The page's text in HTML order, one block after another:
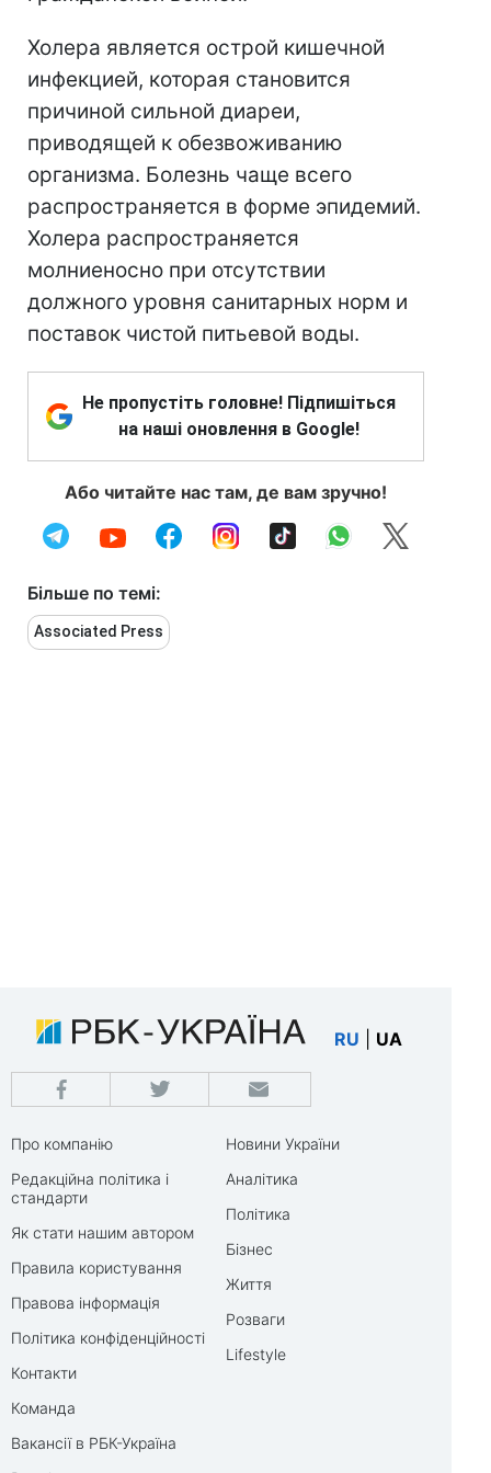
Холера является острой кишечной
инфекцией, которая становится
причиной сильной диареи,
приводящей к обезвоживанию
организма. Болезнь чаще всего
распространяется в форме эпидемий.
Холера распространяется
молниеносно при отсутствии
должного уровня санитарных норм и
поставок чистой питьевой воды.
Не пропустіть головне! Підпишіться
на наші оновлення в Google!
Або читайте нас там, де вам зручно!
Більше по темі:
Associated Press
RU UA
Про компанію
Редакційна політика і
стандарти
Як стати нашим автором
Правила користування
Правова інформація
Політика конфіденційності
Контакти
Команда
Вакансії в РБК-Україна
Новини України
Аналітика
Політика
Бізнес
Життя
Розваги
Lifestyle